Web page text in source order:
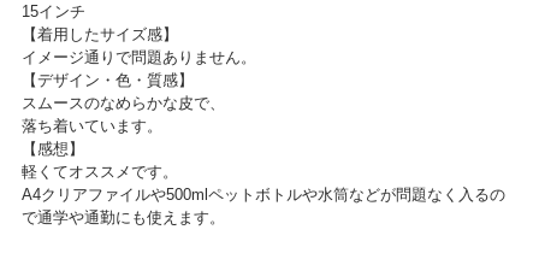
15インチ
【着用したサイズ感】
イメージ通りで問題ありません。
【デザイン・色・質感】
スムースのなめらかな皮で、
落ち着いています。
【感想】
軽くてオススメです。
A4クリアファイルや500mlペットボトルや水筒などが問題なく入るの
で通学や通勤にも使えます。